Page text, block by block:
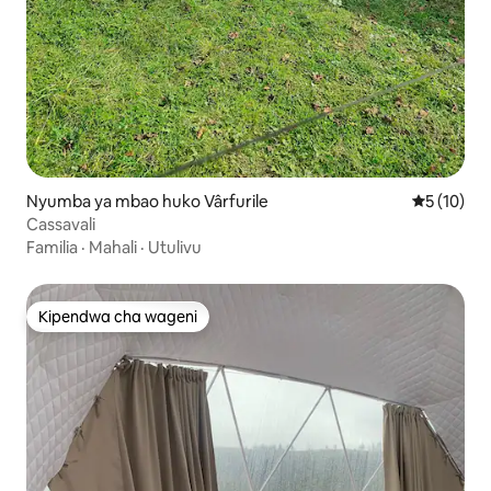
Nyumba ya mbao huko Vârfurile Ukadiriaji
5 (10)
Cassavali
Familia · Mahali · Utulivu
Kipendwa cha wageni
Kipendwa cha wageni